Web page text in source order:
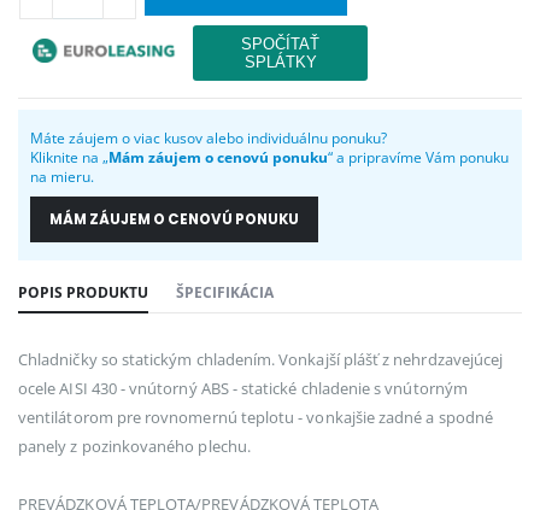
Máte záujem o viac kusov alebo individuálnu ponuku?
Kliknite na „Mám záujem o cenovú ponuku“ a pripravíme Vám ponuku
na mieru.
MÁM ZÁUJEM O CENOVÚ PONUKU
POPIS PRODUKTU ŠPECIFIKÁCIA
Chladničky so statickým chladením. Vonkajší plášť z nehrdzavejúcej
ocele AISI 430 - vnútorný ABS - statické chladenie s vnútorným
ventilátorom pre rovnomernú teplotu - vonkajšie zadné a spodné
panely z pozinkovaného plechu.
PREVÁDZKOVÁ TEPLOTA/PREVÁDZKOVÁ TEPLOTA